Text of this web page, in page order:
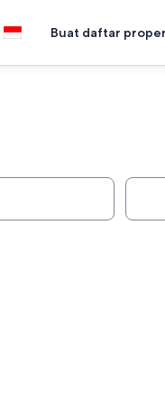
Buat daftar